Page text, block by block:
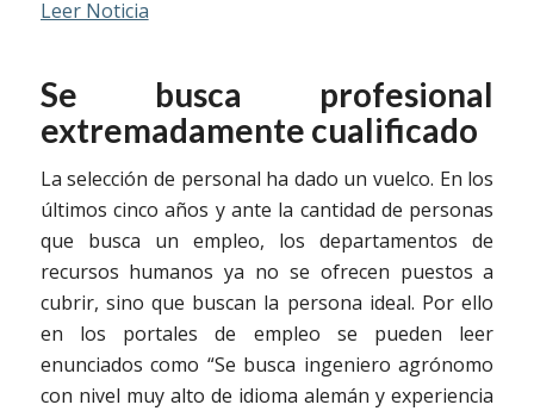
Leer Noticia
Se busca profesional
extremadamente cualificado
La selección de personal ha dado un vuelco. En los
últimos cinco años y ante la cantidad de personas
que busca un empleo, los departamentos de
recursos humanos ya no se ofrecen puestos a
cubrir, sino que buscan la persona ideal. Por ello
en los portales de empleo se pueden leer
enunciados como “Se busca ingeniero agrónomo
con nivel muy alto de idioma alemán y experiencia